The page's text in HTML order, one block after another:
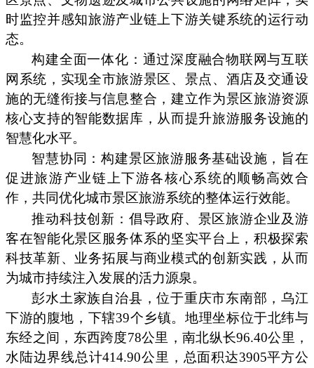
时监控并感知旅游产业链上下游关键系统的运行动
态。
构建全面一体化：通过深度融合物联网与互联
网系统，实现全市旅游景区、景点、酒店及交通设
施的无缝衔接与信息整合，建立作为景区旅游资源
核心支持的智能数据库，从而提升旅游服务设施的
智慧化水平。
智慧协同：构建景区旅游服务基础设施，旨在
促进旅游产业链上下游各核心系统的顺畅高效合
作，共同优化城市景区旅游系统的整体运行效能。
推动科技创新：倡导政府、景区旅游企业及游
客在智能化景区服务体系的坚实平台上，积极探索
科技革新、业务拓展与商业模式的创新实践，从而
为城市持续注入发展的活力源泉。
彭水土家族自治县，位于重庆市东南部，乌江
下游的腹地，下辖39个乡镇。地理坐标位于北纬与
东经之间，东西跨度78公里，南北纵长96.40公里，
水陆边界线总计414.90公里，总面积达3905平方公